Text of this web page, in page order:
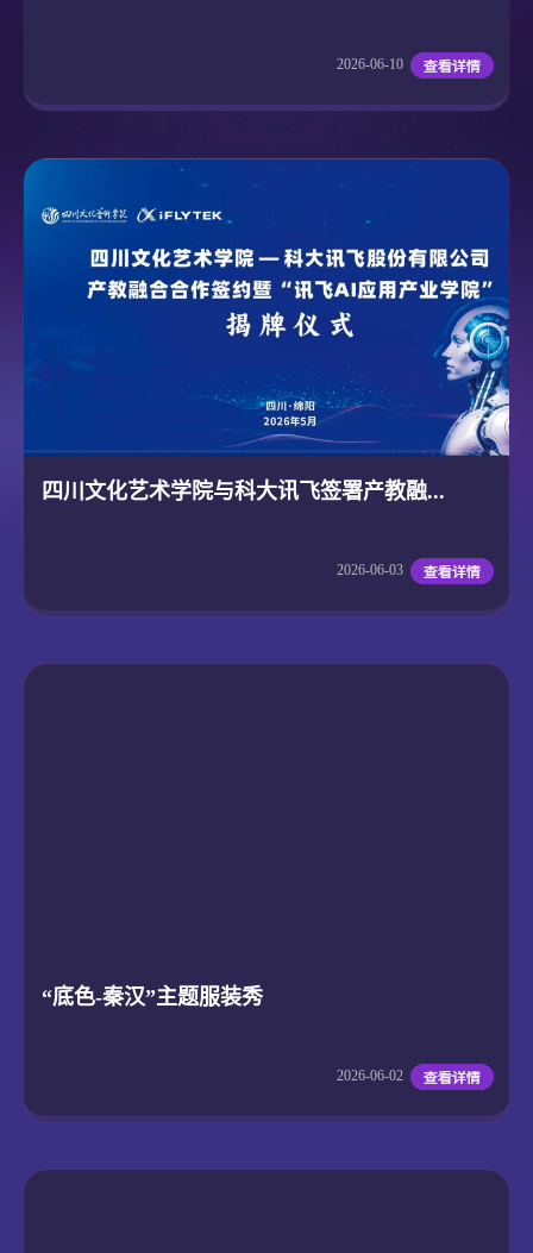
2026-06-10
四川文化艺术学院与科大讯飞签署产教融...
2026-06-03
“底色-秦汉”主题服装秀
2026-06-02